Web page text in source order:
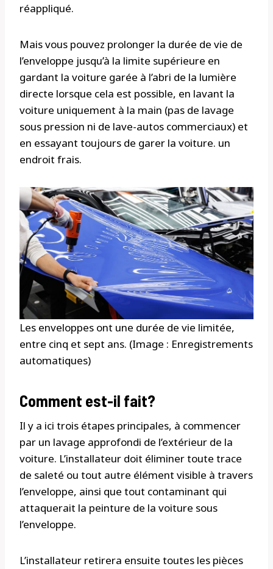
réappliqué.
Mais vous pouvez prolonger la durée de vie de
l’enveloppe jusqu’à la limite supérieure en
gardant la voiture garée à l’abri de la lumière
directe lorsque cela est possible, en lavant la
voiture uniquement à la main (pas de lavage
sous pression ni de lave-autos commerciaux) et
en essayant toujours de garer la voiture. un
endroit frais.
Les enveloppes ont une durée de vie limitée,
entre cinq et sept ans. (Image : Enregistrements
automatiques)
Comment est-il fait?
Il y a ici trois étapes principales, à commencer
par un lavage approfondi de l’extérieur de la
voiture. L’installateur doit éliminer toute trace
de saleté ou tout autre élément visible à travers
l’enveloppe, ainsi que tout contaminant qui
attaquerait la peinture de la voiture sous
l’enveloppe.
L’installateur retirera ensuite toutes les pièces